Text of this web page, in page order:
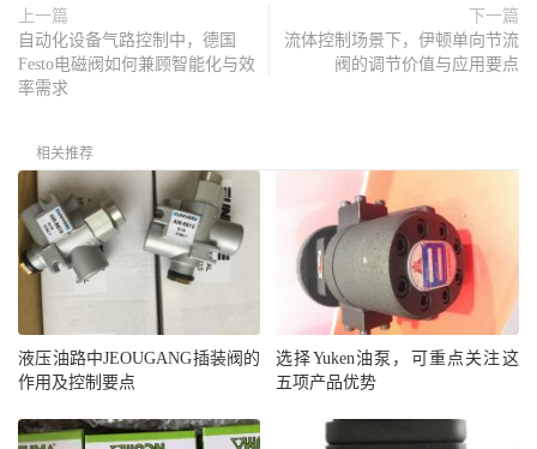
上一篇
自动化设备气路控制中，德国
Festo电磁阀如何兼顾智能化与效
率需求
下一篇
流体控制场景下，伊顿单向节流
阀的调节价值与应用要点
相关推荐
液压油路中JEOUGANG插装阀的
作用及控制要点
选择Yuken油泵，可重点关注这
五项产品优势